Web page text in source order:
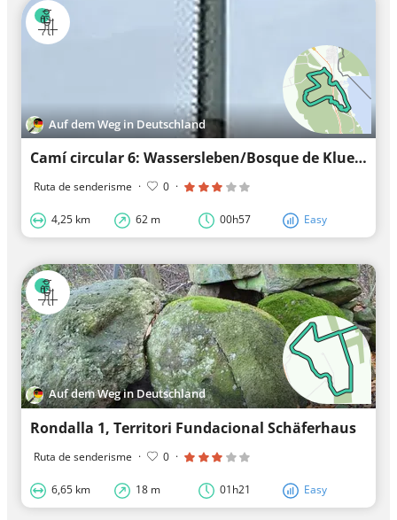
Auf dem Weg in Deutschland
Camí circular 6: Wassersleben/Bosque de Klueser
Ruta de senderisme · 0 ·
4,25 km 62 m 00h57 Easy
Auf dem Weg in Deutschland
Rondalla 1, Territori Fundacional Schäferhaus
Ruta de senderisme · 0 ·
6,65 km 18 m 01h21 Easy